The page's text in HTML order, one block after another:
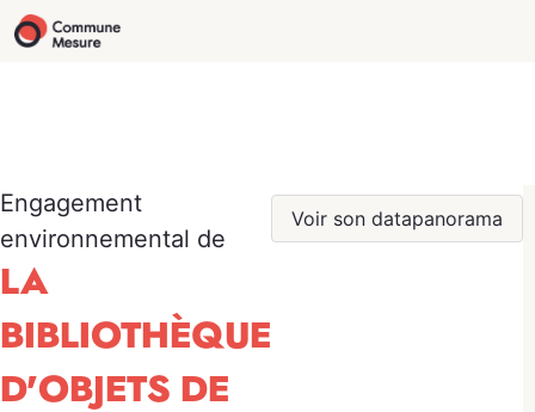
Engagement
environnemental de
LA
BIBLIOTHÈQUE
D'OBJETS DE
Voir son datapanorama